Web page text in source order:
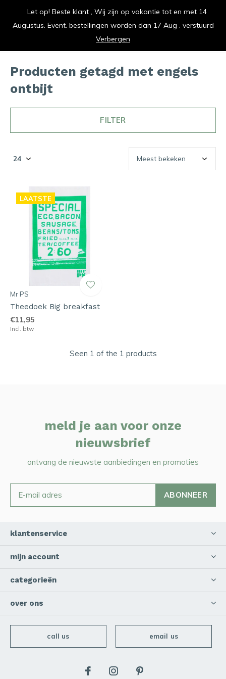
vrolijk je keuken op
Producten getagd met engels
ontbijt
FILTER
LAATSTE
Mr PS
Theedoek Big breakfast
€11,95
Incl. btw
Seen 1 of the 1 products
meld je aan voor onze
nieuwsbrief
ontvang de nieuwste aanbiedingen en promoties
ABONNEER
klantenservice
mijn account
categorieën
over ons
call us email us
Let op! Beste klant , Wij zijn op vakantie tot en met 14
Augustus. Event. bestellingen worden dan 17 Aug . verstuurd
Verbergen